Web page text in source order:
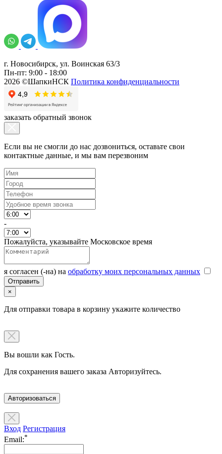
г. Новосибирск, ул. Воинская 63/3
Пн-пт: 9:00 - 18:00
2026 ©ШапкиНСК Политика конфиденциальности
заказать обратный звонок
Если вы не смогли до нас дозвониться, оставьте свои
контактные данные, и мы вам перезвоним
-
Пожалуйста, указывайте Московское время
я согласен (-на) на обработку моих персональных данных
×
Для отправки товара в корзину укажите количество
Вы вошли как Гость.
Для сохранения вашего заказа Авторизуйтесь.
Авторизоваться
Вход Регистрация
Email:*